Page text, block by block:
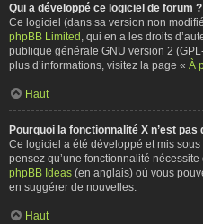
Qui a développé ce logiciel de forum ?
Ce logiciel (dans sa version non
phpBB Limited , qui en a les droits
publique générale GNU version 2
plus d’informations, visitez la page « À
Haut
Pourquoi la fonctionnalité X n’est pas
Ce logiciel a été développé et mis
pensez qu’une fonctionnalité
phpBB Ideas (en anglais) où vous
en suggérer de nouvelles.
Haut